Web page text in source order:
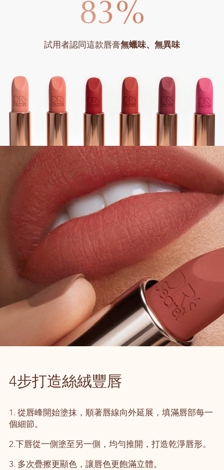
試用者認同這款唇膏無蠟味、無異味
4步打造絲絨豐唇
1. 從唇峰開始塗抹，順著唇線向外延展，填滿唇部每一
個細節。
2.下唇從一側塗至另一側，均勻推開，打造乾淨唇形。
3. 多次疊擦更顯色，讓唇色更飽滿立體。